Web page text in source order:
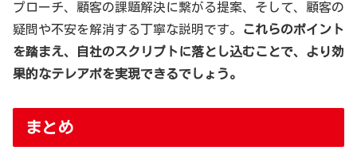
プローチ、顧客の課題解決に繋がる提案、そして、顧客の
疑問や不安を解消する丁寧な説明です。
これらのポイント
を踏まえ、自社のスクリプトに落とし込むことで、より効
果的なテレアポを実現できるでしょう。
まとめ